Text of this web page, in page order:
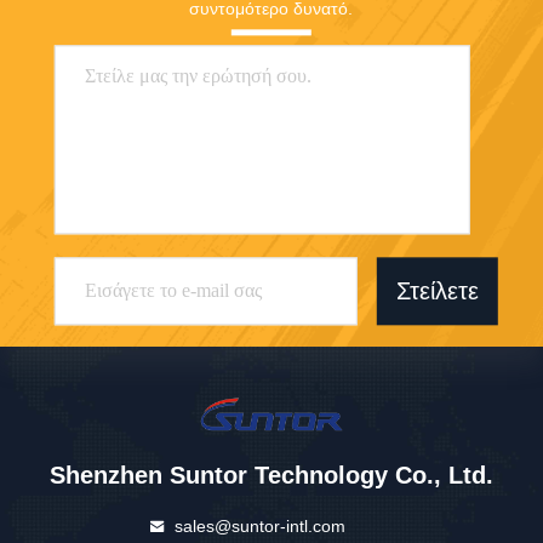
συντομότερο δυνατό.
Στείλετε
Shenzhen Suntor Technology Co., Ltd.
sales@suntor-intl.com